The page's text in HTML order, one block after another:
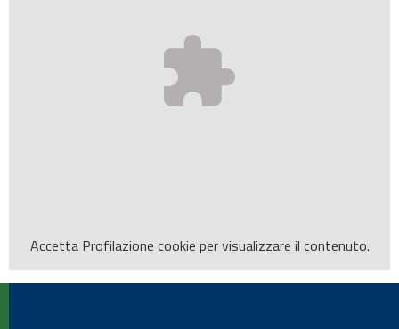
Accetta Profilazione cookie per visualizzare il contenuto.